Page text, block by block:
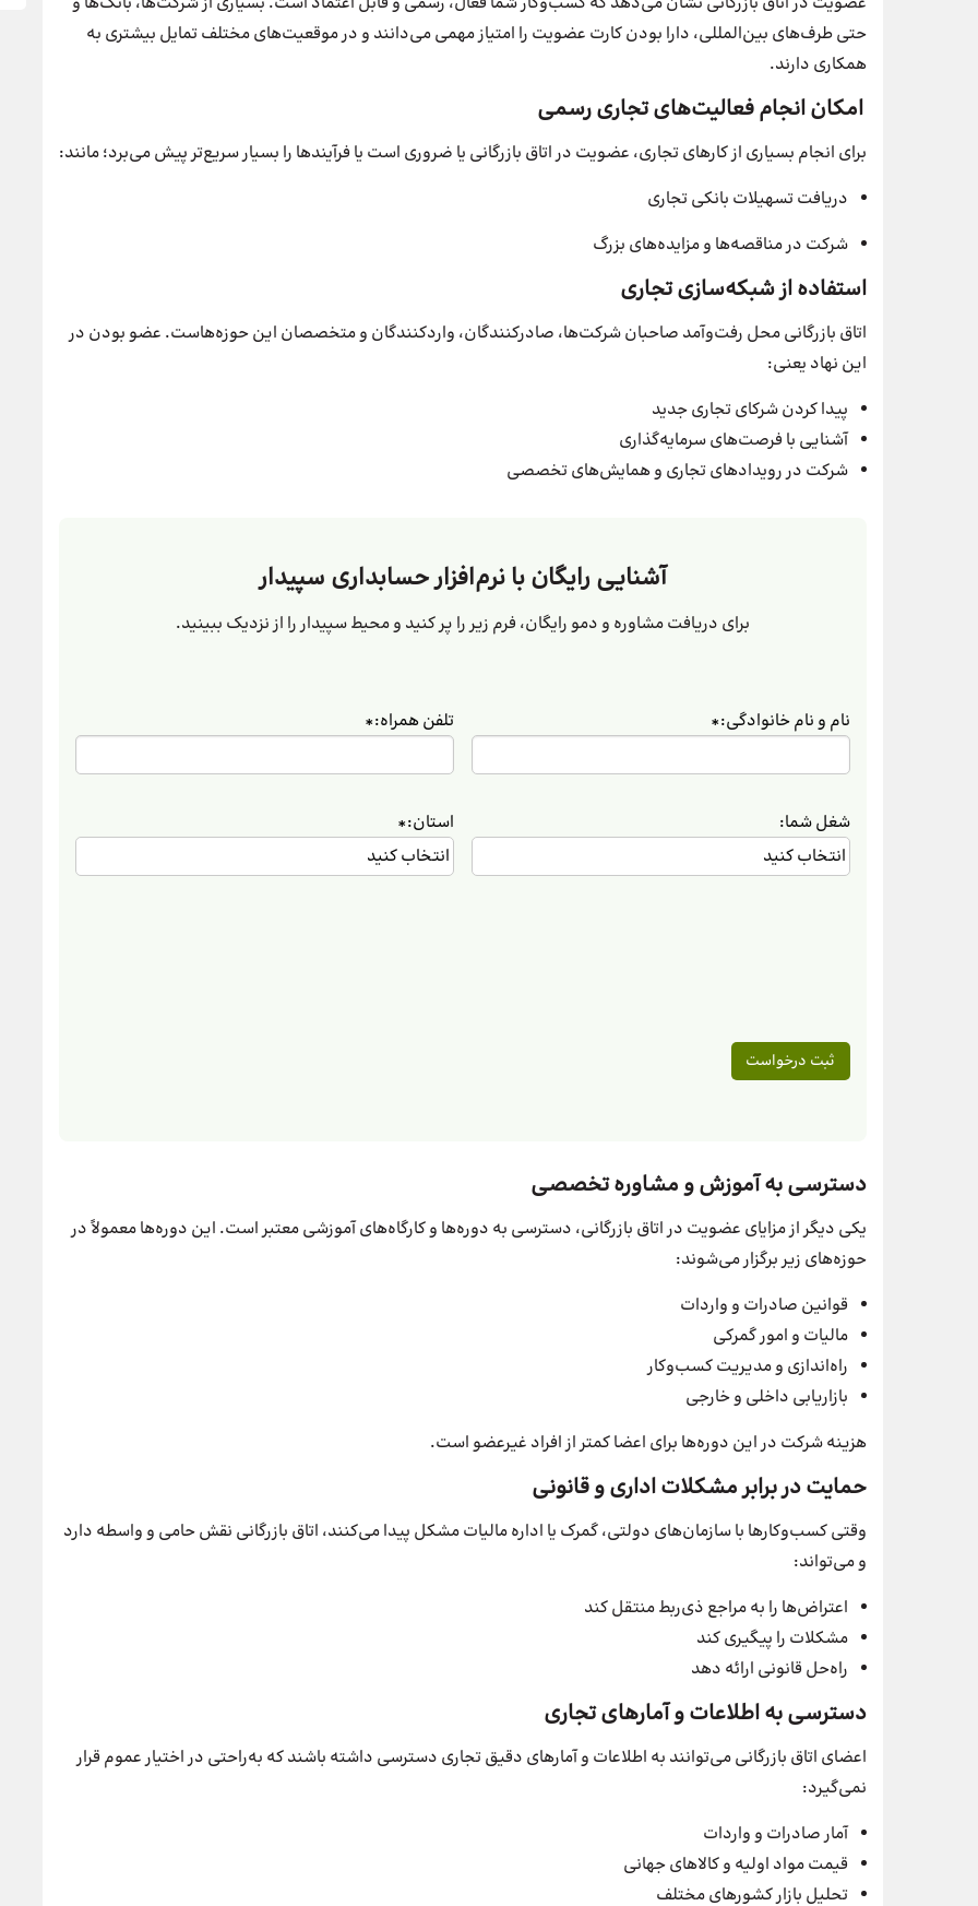
حتی طرف‌های بین‌المللی، دارا بودن کارت عضویت را امتیاز مهمی می‌دانند و در موقعیت‌های مختلف تمایل بیشتری به
همکاری دارند.
امکان انجام فعالیت‌های تجاری رسمی
برای انجام بسیاری از کارهای تجاری، عضویت در اتاق بازرگانی یا ضروری است یا فرآیندها را بسیار سریع‌تر پیش می‌برد؛ مانند:
دریافت تسهیلات بانکی تجاری
شرکت در مناقصه‌ها و مزایده‌های بزرگ
استفاده از شبکه‌سازی تجاری
اتاق بازرگانی محل رفت‌وآمد صاحبان شرکت‌ها، صادرکنندگان، واردکنندگان و متخصصان این حوزه‌هاست. عضو بودن در
این نهاد یعنی:
پیدا کردن شرکای تجاری جدید
آشنایی با فرصت‌های سرمایه‌گذاری
شرکت در رویدادهای تجاری و همایش‌های تخصصی
آشنایی رایگان با نرم‌افزار حسابداری سپیدار
برای دریافت مشاوره و دمو رایگان، فرم زیر را پر کنید و محیط سپیدار را از نزدیک ببینید.
نام و نام خانوادگی:* تلفن همراه:*
شغل شما: استان:*
دسترسی به آموزش و مشاوره تخصصی
یکی دیگر از مزایای عضویت در اتاق بازرگانی، دسترسی به دوره‌ها و کارگاه‌های آموزشی معتبر است. این دوره‌ها معمولاً در
حوزه‌های زیر برگزار می‌شوند:
قوانین صادرات و واردات
مالیات و امور گمرکی
راه‌اندازی و مدیریت کسب‌وکار
بازاریابی داخلی و خارجی
هزینه شرکت در این دوره‌ها برای اعضا کمتر از افراد غیرعضو است.
حمایت در برابر مشکلات اداری و قانونی
وقتی کسب‌وکارها با سازمان‌های دولتی، گمرک یا اداره مالیات مشکل پیدا می‌کنند، اتاق بازرگانی نقش حامی و واسطه دارد
و می‌تواند:
اعتراض‌ها را به مراجع ذی‌ربط منتقل کند
مشکلات را پیگیری کند
راه‌حل قانونی ارائه دهد
دسترسی به اطلاعات و آمارهای تجاری
اعضای اتاق بازرگانی می‌توانند به اطلاعات و آمارهای دقیق تجاری دسترسی داشته باشند که به‌راحتی در اختیار عموم قرار
نمی‌گیرد:
آمار صادرات و واردات
قیمت مواد اولیه و کالاهای جهانی
تحلیل بازار کشورهای مختلف